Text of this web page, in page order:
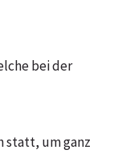
bei der
statt, um ganz